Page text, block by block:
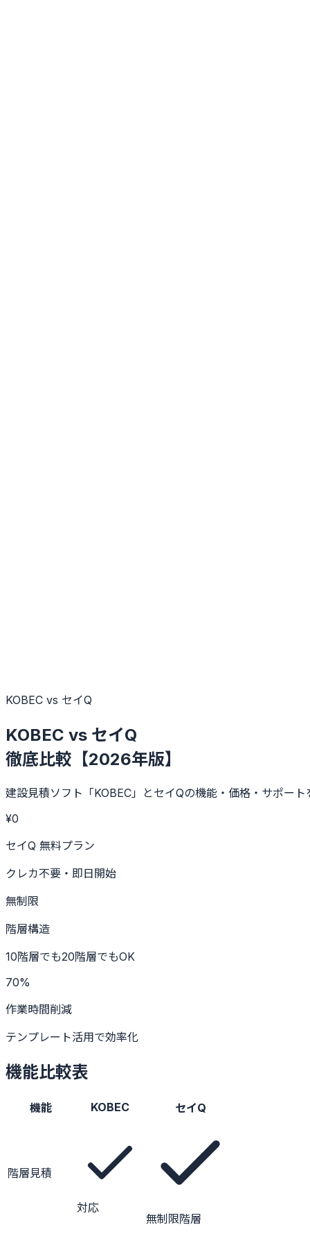
KOBEC vs セイQ
KOBEC vs セイQ
徹底比較【2026年版】
建設見積ソフト「KOBEC」とセイQの機能・価格・サポー
¥0
セイQ 無料プラン
クレカ不要・即日開始
無制限
階層構造
10階層でも20階層でもOK
70%
作業時間削減
テンプレート活用で効率化
機能比較表
機能 KOBEC セイQ
階層見積
対応
無制限階層